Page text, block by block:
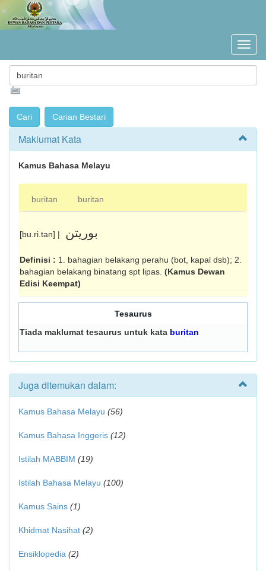
Maklumat Kata
Kamus Bahasa Melayu
buritan buritan
[bu.ri.tan] | بوريتن
Definisi : 1. bahagian belakang perahu (bot, kapal dsb); 2.
bahagian belakang binatang spt lipas. (Kamus Dewan
Edisi Keempat)
Tesaurus
Tiada maklumat tesaurus untuk kata buritan
Juga ditemukan dalam:
Kamus Bahasa Melayu (56)
Kamus Bahasa Inggeris (12)
Istilah MABBIM (19)
Istilah Bahasa Melayu (100)
Kamus Sains (1)
Khidmat Nasihat (2)
Ensiklopedia (2)